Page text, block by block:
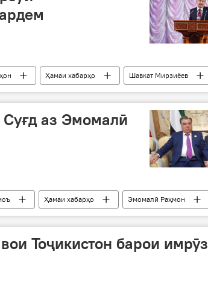
Ҳамаи хабарҳо
Шавкат Мирзиёев
аз Эмомалӣ
Ҳамаи хабарҳо
Эмомалӣ Раҳмон
сипос
Тоҷикистон барои имрӯз